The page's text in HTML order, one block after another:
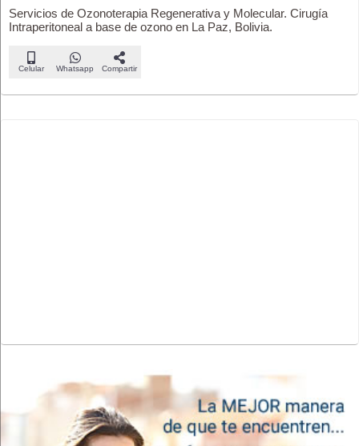
Servicios de Ozonoterapia Regenerativa y Molecular. Cirugía
Intraperitoneal a base de ozono en La Paz, Bolivia.
Celular Whatsapp Compartir